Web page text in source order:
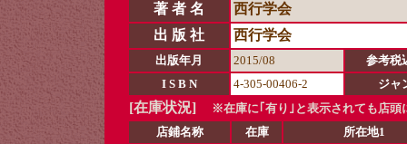
著 者 名
西行学会
出 版 社
西行学会
出版年月 2015/08
参考税
I S B N
4-305-00406-2 ジャ
[在庫状況]
※在庫に｢有り｣と表示されても店頭
店鋪名称
在庫 所在地1